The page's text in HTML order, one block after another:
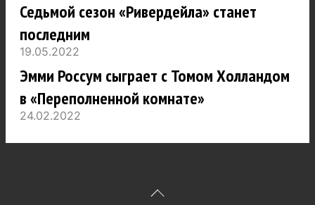
Седьмой сезон «Ривердейла» станет
последним
19.05.2022
Эмми Россум сыграет с Томом Холландом
в «Переполненной комнате»
24.02.2022